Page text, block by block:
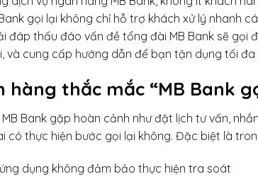
gọi lại không chỉ hỗ trợ khách xử lý nhanh
đáp thấu đáo vấn đề tổng đài MB Bank sẽ gọi
và cung cấp hướng dẫn để bạn tận dụng tối đa
hàng thắc mắc “MB Bank
Bank gặp hoàn cảnh như đặt lịch tư vấn,
có thực hiện bước gọi lại không. Đặc biệt là
dụng không đảm bảo thực hiện tra soát